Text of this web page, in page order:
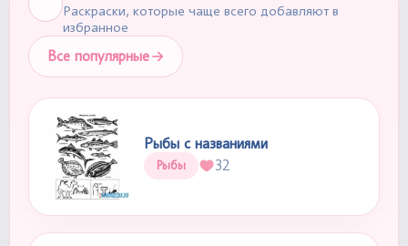
Раскраски, которые чаще всего добавляют в
избранное
Все популярные
Рыбы с названиями
Рыбы 32